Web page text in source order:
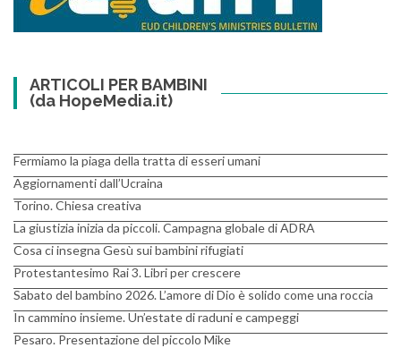
ARTICOLI PER BAMBINI
(da HopeMedia.it)
Fermiamo la piaga della tratta di esseri umani
Aggiornamenti dall’Ucraina
Torino. Chiesa creativa
La giustizia inizia da piccoli. Campagna globale di ADRA
Cosa ci insegna Gesù sui bambini rifugiati
Protestantesimo Rai 3. Libri per crescere
Sabato del bambino 2026. L’amore di Dio è solido come una roccia
In cammino insieme. Un’estate di raduni e campeggi
Pesaro. Presentazione del piccolo Mike